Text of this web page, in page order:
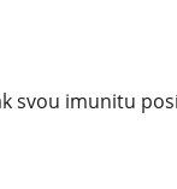
svou imunitu